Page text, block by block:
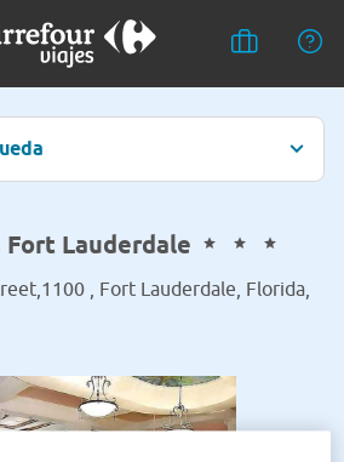
Fort Lauderdale
, Fort Lauderdale, Florida,